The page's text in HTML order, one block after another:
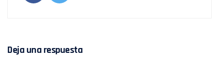
Deja una respuesta